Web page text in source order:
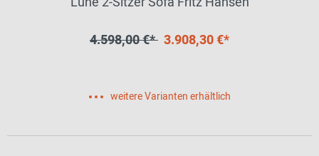
4.598,00 €* 3.908,30 €*
weitere Varianten erhältlich